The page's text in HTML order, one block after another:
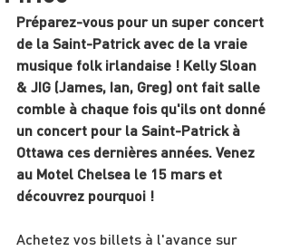
Préparez-vous pour un super concert
de la Saint-Patrick avec de la vraie
musique folk irlandaise ! Kelly Sloan
& JIG (James, Ian, Greg) ont fait salle
comble à chaque fois qu'ils ont donné
un concert pour la Saint-Patrick à
Ottawa ces dernières années. Venez
au Motel Chelsea le 15 mars et
découvrez pourquoi !
Achetez vos billets à l'avance sur